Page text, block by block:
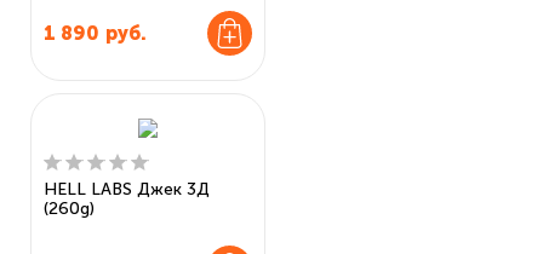
1 890 руб.
HELL LABS Джек 3Д
(260g)